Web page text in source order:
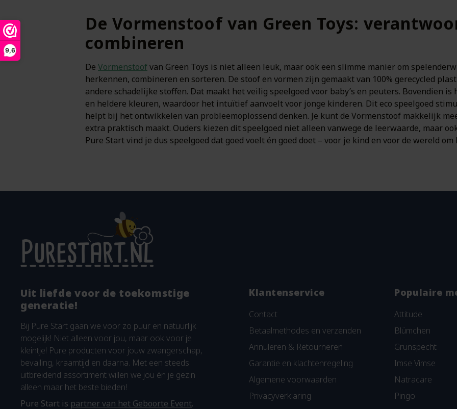
9,6
De Vormenstoof van Green Toys:
combineren
De Vormenstoofvan Green Toys is niet alleen leuk, maar ook een slimme manier om
herkennen, combineren en sorteren. De stoof en vormen zijn gemaakt van 100% gerecycled
andere schadelijke stoffen. Dat maakt het veilig speelgoed voor baby’s en peuters. Bovendien
en heldere kleuren, waardoor het intuïtief aanvoelt voor jonge kinderen. Dit eco speelgoed
helpt bij het ontwikkelen van probleemoplossend denken. Je kunt de Vormenstoof makkelijk
extra praktisch maakt. Ouders kiezen dit speelgoed niet alleen vanwege de leerwaarde, maar
Pure Start vind je dus speelgoed dat goed voelt én goed doet – voor je kind en voor de wereld om
Uit liefde voor de toekomstige
generatie!
Bij Pure Start gaan we voor zo puur en natuurlijk
mogelijk! Niet alleen voor jou, maar ook voor je
kleintje! Pure producten voor jouw zwangerschap,
bevalling, kraamtijd en daarna. Met een steeds
uitbreidend assortiment willen we jou én je gezin
alleen maar het beste bieden!
Pure Start is partner van het Geboorte Event.
Klantenservice
Contact
Betaalmethodes en verzenden
Annuleren & Retourneren
Garantie en klachtenregeling
Algemene voorwaarden
Privacyverklaring
Populaire
Attitude
Blümchen
Grünspecht
Imse Vimse
Natracare
Pingo